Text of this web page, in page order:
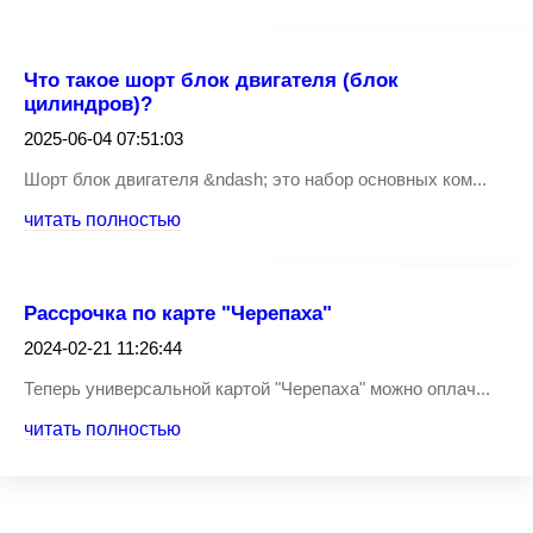
Что такое шорт блок двигателя (блок
цилиндров)?
2025-06-04 07:51:03
Шорт блок двигателя &ndash; это набор основных ком...
читать полностью
Рассрочка по карте "Черепаха"
2024-02-21 11:26:44
Теперь универсальной картой "Черепаха" можно оплач...
читать полностью